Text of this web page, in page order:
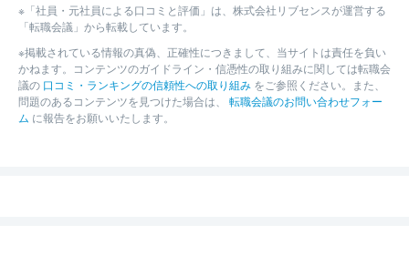
※「社員・元社員による口コミと評価」は、株式会社リブセンスが運営する
「転職会議」から転載しています。
※掲載されている情報の真偽、正確性につきまして、当サイトは責任を負い
かねます。コンテンツのガイドライン・信憑性の取り組みに関しては転職会
議の 口コミ・ランキングの信頼性への取り組み をご参照ください。また、
問題のあるコンテンツを見つけた場合は、 転職会議のお問い合わせフォー
ム に報告をお願いいたします。